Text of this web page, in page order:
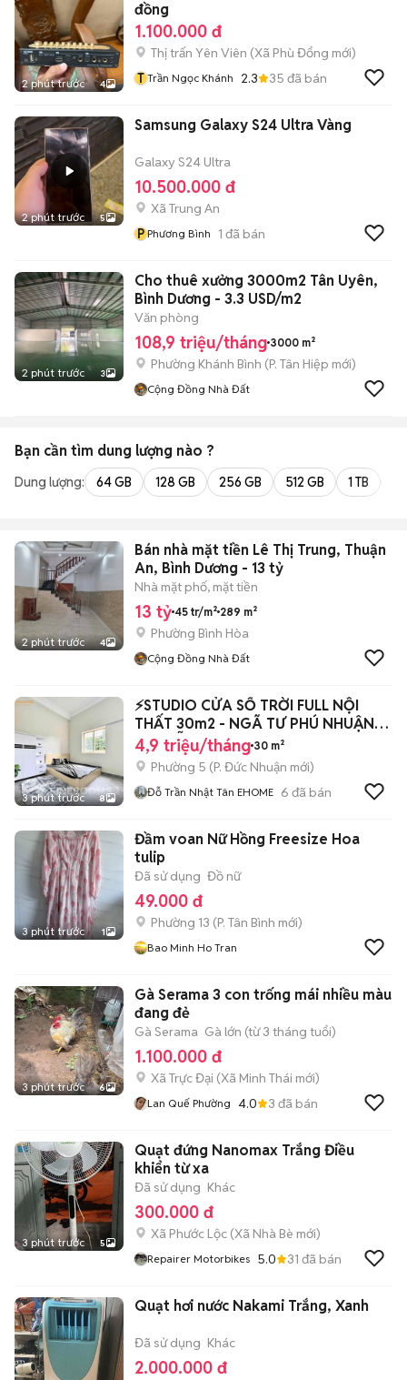
2 phút trước 4
đồng
1.100.000 đ
Thị trấn Yên Viên (Xã Phù Đổng mới)
T Trần Ngọc Khánh 2.3 35 đã bán
2 phút trước 5
Samsung Galaxy S24 Ultra Vàng
Galaxy S24 Ultra
10.500.000 đ
Xã Trung An
P Phương Bình 1 đã bán
2 phút trước 3
Cho thuê xưởng 3000m2 Tân Uyên,
Bình Dương - 3.3 USD/m2
Văn phòng
108,9 triệu/tháng 3000 m²
Phường Khánh Bình (P. Tân Hiệp mới)
Cộng Đồng Nhà Đất
Bạn cần tìm dung lượng nào ?
Dung lượng: 64 GB 128 GB 256 GB 512 GB 1 TB
2 phút trước 4
Bán nhà mặt tiền Lê Thị Trung, Thuận
An, Bình Dương - 13 tỷ
Nhà mặt phố, mặt tiền
13 tỷ 45 tr/m² 289 m²
Phường Bình Hòa
Cộng Đồng Nhà Đất
3 phút trước 8
⚡️STUDIO CỬA SỔ TRỜI FULL NỘI
THẤT 30m2 - NGÃ TƯ PHÚ NHUẬN
NGUYỄN KIỆM
4,9 triệu/tháng 30 m²
Phường 5 (P. Đức Nhuận mới)
Đỗ Trần Nhật Tân EHOME 6 đã bán
3 phút trước 1
Đầm voan Nữ Hồng Freesize Hoa
tulip
Đã sử dụng Đồ nữ
49.000 đ
Phường 13 (P. Tân Bình mới)
Bao Minh Ho Tran
3 phút trước 6
Gà Serama 3 con trống mái nhiều màu
đang đẻ
Gà Serama Gà lớn (từ 3 tháng tuổi)
1.100.000 đ
Xã Trực Đại (Xã Minh Thái mới)
Lan Quế Phường 4.0 3 đã bán
3 phút trước 5
Quạt đứng Nanomax Trắng Điều
khiển từ xa
Đã sử dụng Khác
300.000 đ
Xã Phước Lộc (Xã Nhà Bè mới)
Repairer Motorbikes 5.0 31 đã bán
Quạt hơi nước Nakami Trắng, Xanh
Đã sử dụng Khác
2.000.000 đ